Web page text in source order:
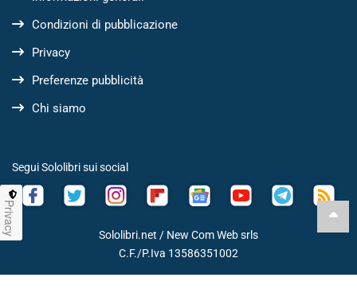
Condizioni di pubblicazione
Privacy
Preferenze pubblicità
Chi siamo
Segui Sololibri sui social
Sololibri.net / New Com Web srls
C.F./P.Iva 13586351002
Privacy